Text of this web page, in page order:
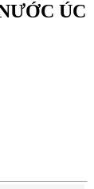
ÚC